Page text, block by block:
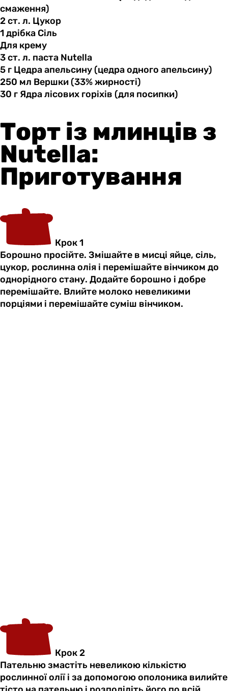
смаження)
2 ст. л. Цукор
1 дрібка Сіль
Для крему
3 ст. л. паста Nutella
5 г Цедраапельсину (цедра одного апельсину)
250 мл Вершки(33% жирності)
30 г Ядралісових горіхів (для посипки)
Торт із млинців з
Nutella:
Приготування
Крок 1
Борошно просійте. Змішайте в мисці яйце, сіль,
цукор, рослинна олія і перемішайте вінчиком до
однорідного стану. Додайте борошно і добре
перемішайте. Влийте молоко невеликими
порціями і перемішайте суміш вінчиком.
Крок 2
Пательню змастіть невеликою кількістю
рослинної олії і за допомогою ополоника вилийте